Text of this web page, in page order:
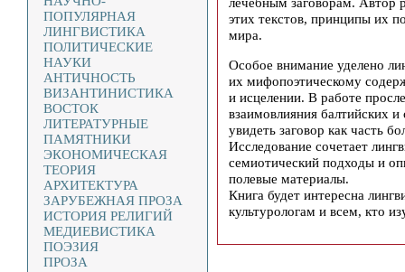
ПОПУЛЯРНАЯ
ЛИНГВИСТИКА
ПОЛИТИЧЕСКИЕ
НАУКИ
АНТИЧНОСТЬ
ВИЗАНТИНИСТИКА
ВОСТОК
ЛИТЕРАТУРНЫЕ
ПАМЯТНИКИ
ЭКОНОМИЧЕСКАЯ
ТЕОРИЯ
АРХИТЕКТУРА
ЗАРУБЕЖНАЯ ПРОЗА
ИСТОРИЯ РЕЛИГИЙ
МЕДИЕВИСТИКА
ПОЭЗИЯ
ПРОЗА
этих текстов, принципы их
мира.
Особое внимание уделено
их мифопоэтическому
и исцелении. В работе
взаимовлияния балтийских и
увидеть заговор как часть
Исследование сочетает
семиотический подходы и
полевые материалы.
Книга будет интересна
культурологам и всем, кто